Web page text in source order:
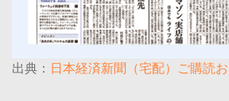
出典： 日本経済新聞（宅配）ご購読